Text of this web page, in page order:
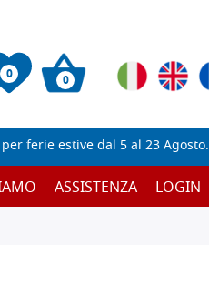
0 0
ferie estive dal 5 al 23 Agosto.
ASSISTENZA LOGIN